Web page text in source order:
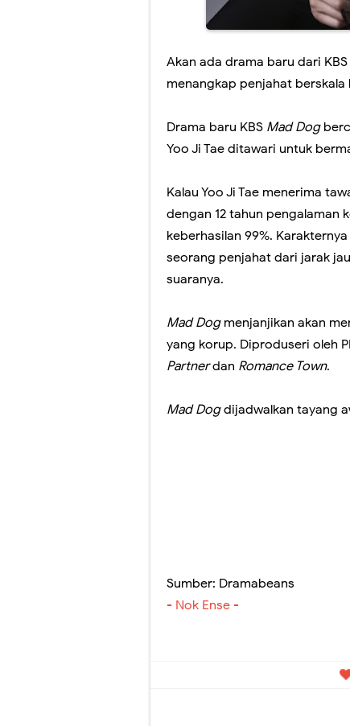
Akan ada drama baru dari
menangkap penjahat berskala
Drama baru KBS Mad Dog
Yoo Ji Tae ditawari untuk
Kalau Yoo Ji Tae menerima
dengan 12 tahun pengalaman
keberhasilan 99%.
seorang penjahat dari jarak
suaranya.
Mad Dogmenjanjikan akan
yang korup. Diproduseri oleh
Partnerdan Romance Town.
Mad Dogdijadwalkan tayang
Sumber: Dramabeans
- Nok Ense -